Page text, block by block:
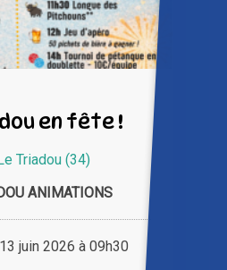
en fête !
Le Triadou (34)
ANIMATIONS
juin 2026 à 09h30